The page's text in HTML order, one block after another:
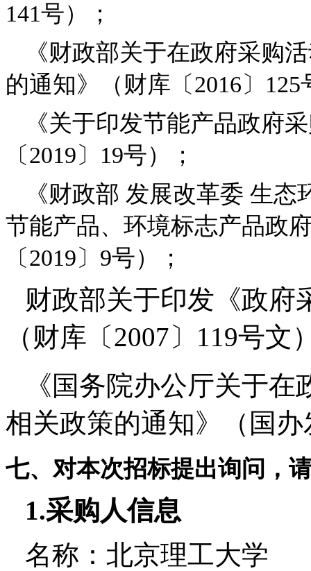
141号）；
《财政部关于在政府采购
的通知》（财库〔2016〕125
《关于印发节能产品政府
〔2019〕19号）；
《财政部 发展改革委 生
节能产品、环境标志产品政
〔2019〕9号）；
财政部关于印发《政府
（财库〔2007〕119号文
《国务院办公厅关于
相关政策的通知》（国
七、对本次招标提出询问，
1.采购人信息
名称：北京理工大学